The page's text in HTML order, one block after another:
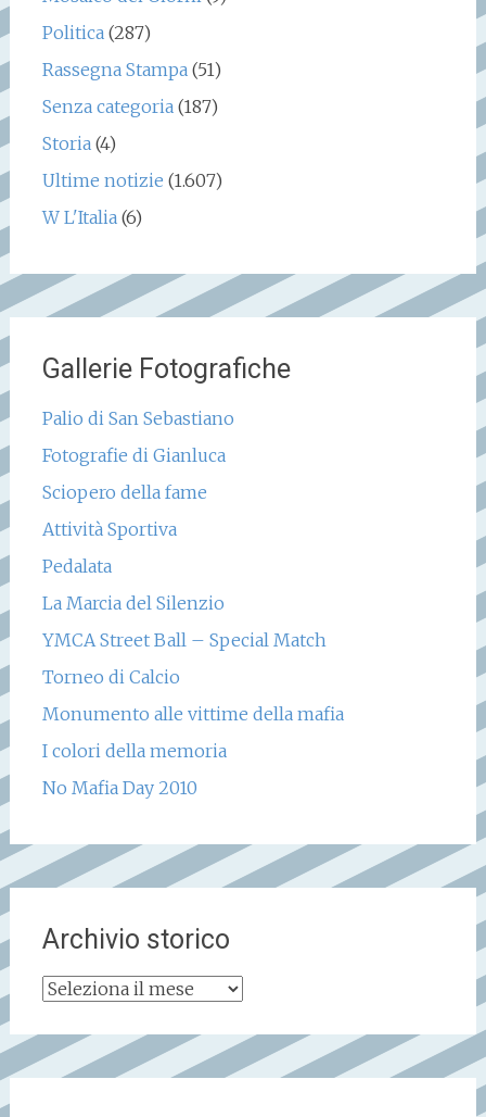
Politica (287)
Rassegna Stampa (51)
Senza categoria (187)
Storia (4)
Ultime notizie (1.607)
W L'Italia (6)
Gallerie Fotografiche
Palio di San Sebastiano
Fotografie di Gianluca
Sciopero della fame
Attività Sportiva
Pedalata
La Marcia del Silenzio
YMCA Street Ball – Special Match
Torneo di Calcio
Monumento alle vittime della mafia
I colori della memoria
No Mafia Day 2010
Archivio storico
Archivio